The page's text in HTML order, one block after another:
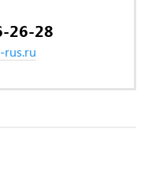
26-28
rus.ru